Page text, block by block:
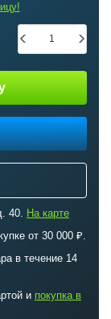
40. На карте
от 30 000 ₽.
в течение 14
и покупка в